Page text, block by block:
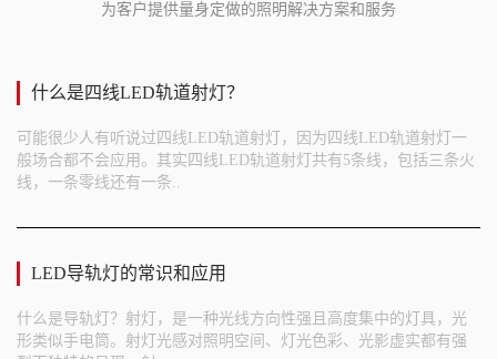
为客户提供量身定做的照明解决方案和服务
什么是四线LED轨道射灯？
可能很少人有听说过四线LED轨道射灯，因为四线LED轨道射灯一
般场合都不会应用。其实四线LED轨道射灯共有5条线，包括三条火
线，一条零线还有一条..
LED导轨灯的常识和应用
什么是导轨灯？射灯，是一种光线方向性强且高度集中的灯具，光
形类似手电筒。射灯光感对照明空间、灯光色彩、光影虚实都有强